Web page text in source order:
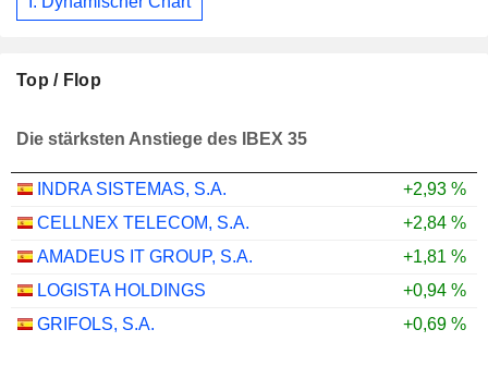
Top / Flop
Die stärksten Anstiege des IBEX 35
INDRA SISTEMAS, S.A.
+2,93 %
CELLNEX TELECOM, S.A.
+2,84 %
AMADEUS IT GROUP, S.A.
+1,81 %
LOGISTA HOLDINGS
+0,94 %
GRIFOLS, S.A.
+0,69 %